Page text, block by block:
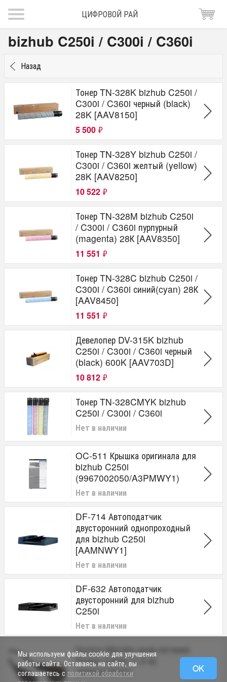
ЦИФРОВОЙ РАЙ
bizhub C250i / C300i / C360i
Назад
Тонер TN-328K bizhub C250i /
C300i / C360i черный (black)
28K [AAV8150]
5 500 ₽
Тонер TN-328Y bizhub C250i /
C300i / C360i желтый (yellow)
28K [AAV8250]
10 522 ₽
Тонер TN-328M bizhub C250i
/ C300i / C360i пурпурный
(magenta) 28К [AAV8350]
11 551 ₽
Тонер TN-328C bizhub C250i /
C300i / C360i синий(cyan) 28К
[AAV8450]
11 551 ₽
Девелопер DV-315K bizhub
C250i / C300i / C360i черный
(black) 600K [AAV703D]
10 812 ₽
Тонер TN-328CMYK bizhub
C250i / C300i / C360i
Нет в наличии
OC-511 Крышка оригинала для
bizhub C250i
(9967002050/A3PMWY1)
Нет в наличии
DF-714 Автоподатчик
двусторонний однопроходный
для bizhub C250i
[AAMNWY1]
Нет в наличии
DF-632 Автоподатчик
двусторонний для bizhub
C250i
Нет в наличии
Konica Minolta шнур питания
Power Cable (1,8 м)
(9968003000)
Мы используем файлы cookie для улучшения
работы сайта. Оставаясь на сайте, вы
соглашаетесь с политикой обработки
OK